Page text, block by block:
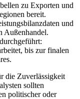
zu Exporten und
bereit.
und
Außenhandel.
bis zur finalen
die Zuverlässigkeit
sollten
politischer oder